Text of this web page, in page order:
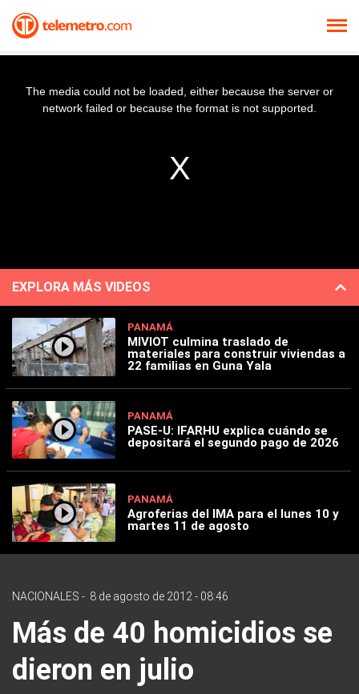
The media could not be loaded, either because the server or
network failed or because the format is not supported.
EXPLORA MÁS VIDEOS
PANAMÁ
MIVIOT culmina traslado de
materiales para construir viviendas a
22 familias en Guna Yala
PANAMÁ
PASE-U: IFARHU explica cuándo se
depositará el segundo pago de 2026
PANAMÁ
Agroferias del IMA para el lunes 10 y
martes 11 de agosto
NACIONALES - 8 de agosto de 2012 - 08:46
Más de 40 homicidios se
dieron en julio